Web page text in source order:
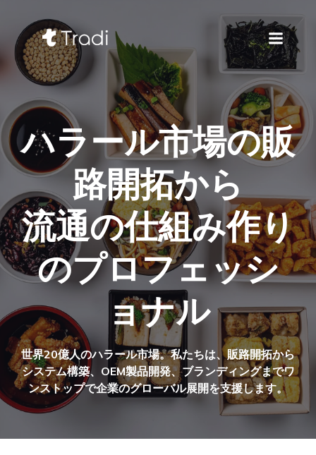
ハラール市場の販
路開拓から
流通の仕組み作り
のプロフェッシ
ョナル
世界20億人のハラール市場。私たちは、販路開拓から
システム構築、OEM製品開発、ブランディングまでワ
ンストップで企業のグローバル展開を支援します。